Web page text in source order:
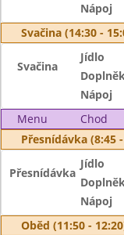
Nápoj
Svačina (14:30 -
Svačina
Jídlo
Nápoj
Menu
Chod
Přesnídávka (8:45
Přesnídávka
Jídlo
Nápoj
Oběd (11:50 -